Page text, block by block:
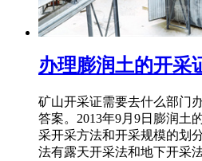
办理膨润土的开采
矿山开采证需要去什么部门
答案。2013年9月9日膨润土
采开采方法和开采规模的划
法有露天开采法和地下开采